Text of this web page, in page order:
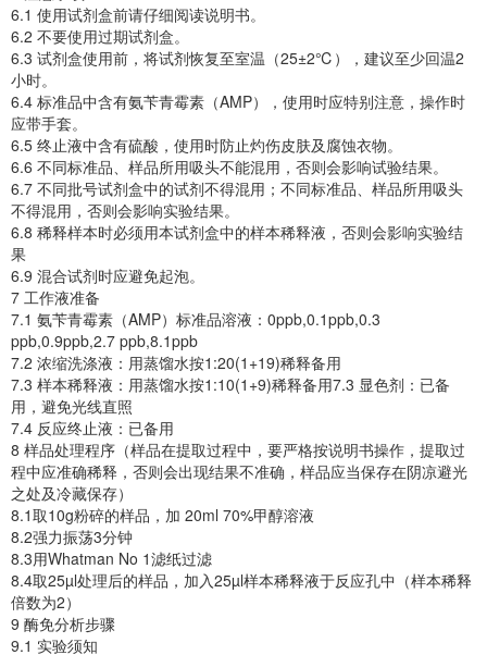
6.1 使用试剂盒前请仔细阅读说明书。
6.2 不要使用过期试剂盒。
6.3 试剂盒使用前，将试剂恢复至室温（25±2℃），建议至少回温2
小时。
6.4 标准品中含有氨苄青霉素（AMP），使用时应特别注意，操作时
应带手套。
6.5 终止液中含有硫酸，使用时防止灼伤皮肤及腐蚀衣物。
6.6 不同标准品、样品所用吸头不能混用，否则会影响试验结果。
6.7 不同批号试剂盒中的试剂不得混用；不同标准品、样品所用吸头
不得混用，否则会影响实验结果。
6.8 稀释样本时必须用本试剂盒中的样本稀释液，否则会影响实验结
果
6.9 混合试剂时应避免起泡。
7 工作液准备
7.1 氨苄青霉素（AMP）标准品溶液：0ppb,0.1ppb,0.3
ppb,0.9ppb,2.7 ppb,8.1ppb
7.2 浓缩洗涤液：用蒸馏水按1:20(1+19)稀释备用
7.3 样本稀释液：用蒸馏水按1:10(1+9)稀释备用7.3 显色剂：已备
用，避免光线直照
7.4 反应终止液：已备用
8 样品处理程序（样品在提取过程中，要严格按说明书操作，提取过
程中应准确稀释，否则会出现结果不准确，样品应当保存在阴凉避光
之处及冷藏保存）
8.1取10g粉碎的样品，加 20ml 70%甲醇溶液
8.2强力振荡3分钟
8.3用Whatman No 1滤纸过滤
8.4取25µl处理后的样品，加入25µl样本稀释液于反应孔中（样本稀释
倍数为2）
9 酶免分析步骤
9.1 实验须知